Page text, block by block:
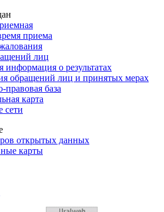
приема
лиц
о результатах
обращений лиц и принятых мерах
база
карта
сети
открытых данных
карты